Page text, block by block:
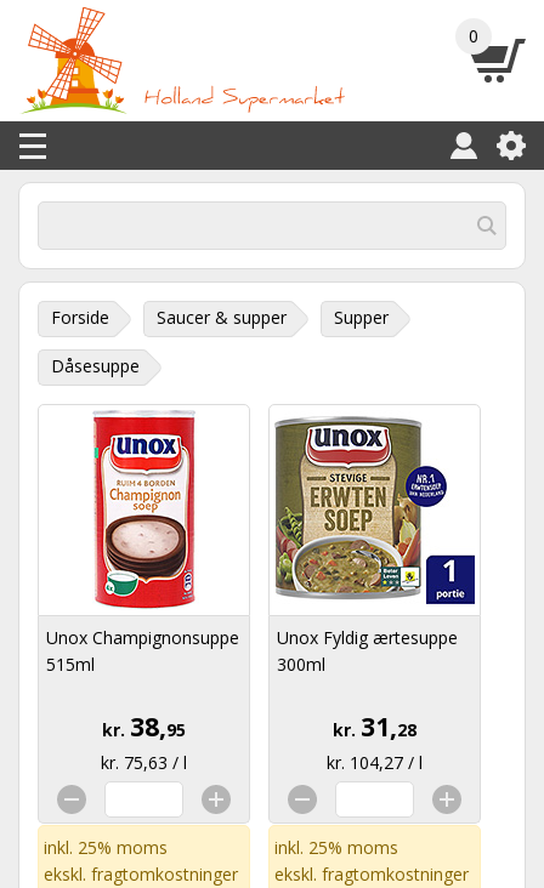
0
Forside Saucer & supper Supper
Dåsesuppe
Unox Champignonsuppe
515ml
kr. 38,95
kr. 75,63 / l
inkl. 25% moms
ekskl. fragtomkostninger
Unox Fyldig ærtesuppe
300ml
kr. 31,28
kr. 104,27 / l
inkl. 25% moms
ekskl. fragtomkostninger